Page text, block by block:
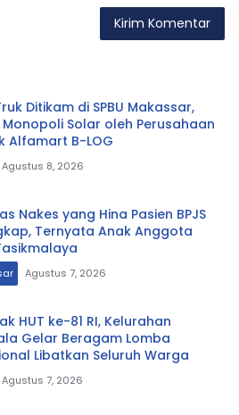
Ditikam di SPBU Makassar,
Solar oleh Perusahaan
Alfamart B-LOG
Agustus 8, 2026
Nakes yang Hina Pasien BPJS
Ternyata Anak Anggota
Agustus 7, 2026
HUT ke-81 RI, Kelurahan
Gelar Beragam Lomba
Libatkan Seluruh Warga
Agustus 7, 2026